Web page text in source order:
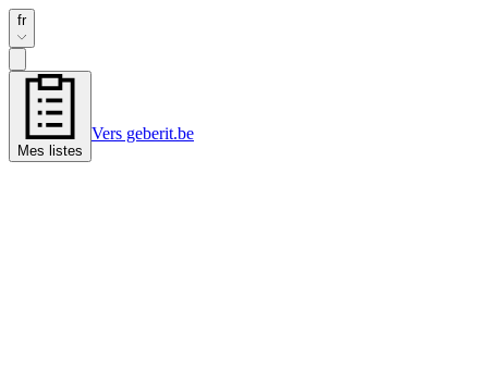
fr
Mes listes
Vers geberit.be